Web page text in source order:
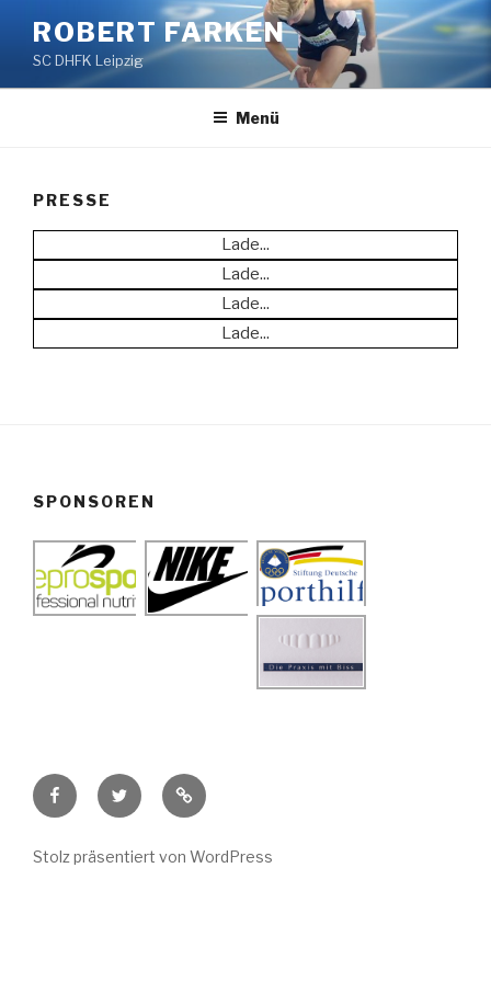
Inhalt
springen
ROBERT FARKEN
SC DHFK Leipzig
Menü
PRESSE
Lade...
Lade...
Lade...
Lade...
SPONSOREN
FacebookTwitter Instagram
Stolz präsentiert von WordPress